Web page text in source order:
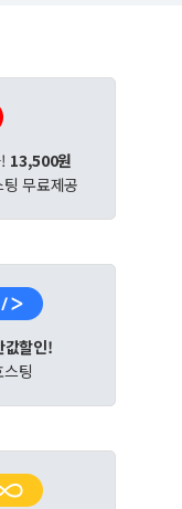
13,500원
무료제공
할인!
팅